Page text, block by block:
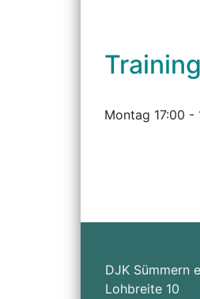
Montag 17:00 -
DJK Sümmern
Lohbreite 10